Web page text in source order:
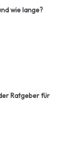
wie lange?
Ratgeber für